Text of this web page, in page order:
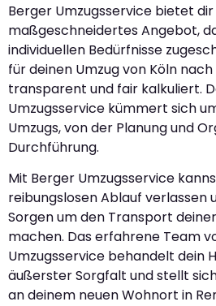
Berger Umzugsservice bietet dir
maßgeschneidertes Angebot,
individuellen Bedürfnisse
für deinen Umzug von Köln
transparent und fair kalkuliert.
Umzugsservice kümmert sich
Umzugs, von der Planung und
Durchführung.
Mit Berger Umzugsservice
reibungslosen Ablauf verlassen
Sorgen um den Transport
machen. Das erfahrene Team
Umzugsservice behandelt dein
äußerster Sorgfalt und stellt
an deinem neuen Wohnort in